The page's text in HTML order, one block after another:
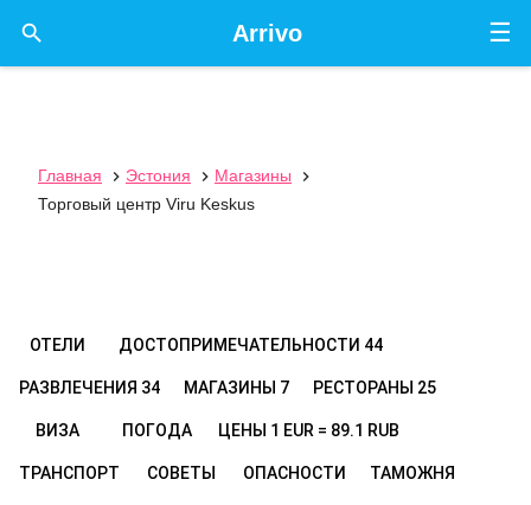
☰
Arrivo

Главная  Эстония  Магазины

Торговый центр Viru Keskus
ОТЕЛИ ДОСТОПРИМЕЧАТЕЛЬНОСТИ 44
РАЗВЛЕЧЕНИЯ 34 МАГАЗИНЫ 7 РЕСТОРАНЫ 25
ВИЗА ПОГОДА ЦЕНЫ 1 EUR = 89.1 RUB
ТРАНСПОРТ СОВЕТЫ ОПАСНОСТИ ТАМОЖНЯ